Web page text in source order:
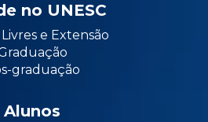
no UNESC
e Extensão
graduação
Alunos